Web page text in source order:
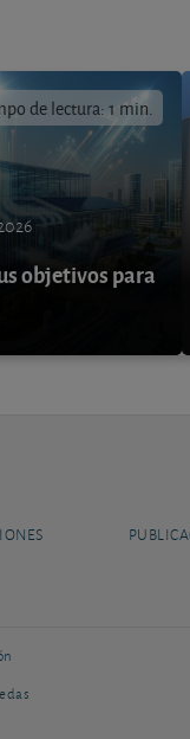
de lectura: 1 min.
objetivos para